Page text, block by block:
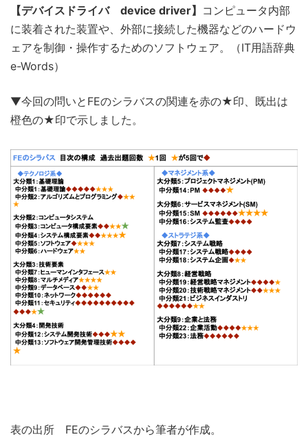
【デバイスドライバ device driver】 コンピュータ内部
に装着された装置や、外部に接続した機器などのハードウ
ェアを制御・操作するためのソフトウェア。（IT用語辞典
e-Words）
▼今回の問いとFEのシラバスの関連を赤の★印、既出は
橙色の★印で示しました。
表の出所 FEのシラバスから筆者が作成。